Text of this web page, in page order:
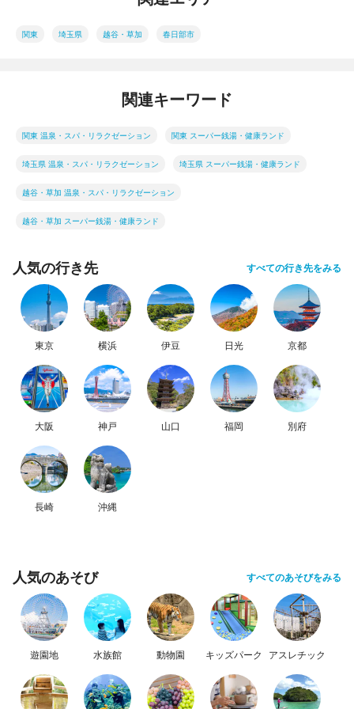
関東 埼玉県 越谷・草加 春日部市
関連キーワード
関東 温泉・スパ・リラクゼーション 関東 スーパー銭湯・健康ランド
埼玉県 温泉・スパ・リラクゼーション 埼玉県 スーパー銭湯・健康ランド
越谷・草加 温泉・スパ・リラクゼーション
越谷・草加 スーパー銭湯・健康ランド
人気の行き先 すべての行き先をみる
東京 横浜 伊豆 日光 京都
大阪 神戸 山口 福岡 別府
長崎 沖縄
人気のあそび すべてのあそびをみる
遊園地 水族館 動物園 キッズパーク アスレチック